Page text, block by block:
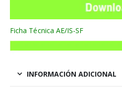
Ficha Técnica AE/IS-SF
INFORMACIÓN ADICIONAL